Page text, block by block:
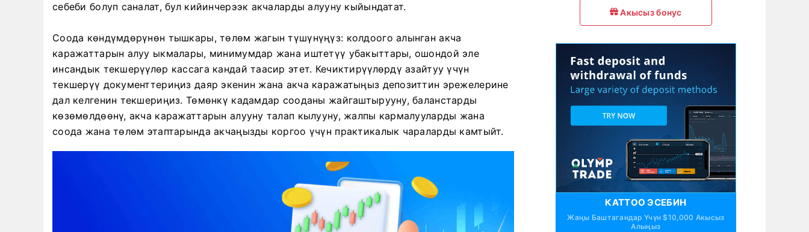
себеби болуп саналат, бул кийинчерээк акчаларды алууну кыйындатат.
Соода көндүмдөрүнөн тышкары, төлөм жагын түшүнүңүз: колдоого алынган акча
каражаттарын алуу ыкмалары, минимумдар жана иштетүү убакыттары, ошондой эле
инсандык текшерүүлөр кассага кандай таасир этет. Кечиктирүүлөрдү азайтуу үчүн
текшерүү документтериңиз даяр экенин жана акча каражатыңыз депозиттин эрежелерине
дал келгенин текшериңиз. Төмөнкү кадамдар сооданы жайгаштырууну, баланстарды
көзөмөлдөөнү, акча каражаттарын алууну талап кылууну, жалпы кармалууларды жана
соода жана төлөм этаптарында акчаңызды коргоо үчүн практикалык чараларды камтыйт.
Акысыз бонус
КАТТОО ЭСЕБИН
Жаңы Баштагандар Үчүн $10,000 Акысыз
Алыңыз